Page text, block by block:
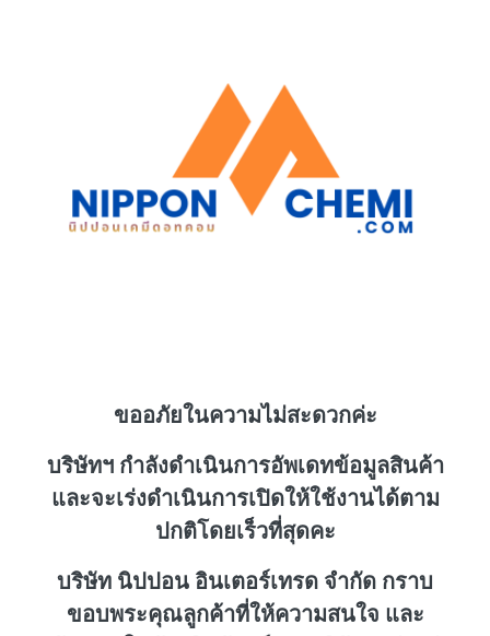
ขออภัยในความไม่สะดวกค่ะ
บริษัทฯ กำลังดำเนินการอัพเดทข้อมูลสินค้า
และจะเร่งดำเนินการเปิดให้ใช้งานได้ตาม
ปกติโดยเร็วที่สุดคะ
บริษัท นิปปอน อินเตอร์เทรด จำกัด กราบ
ขอบพระคุณลูกค้าที่ให้ความสนใจ และ